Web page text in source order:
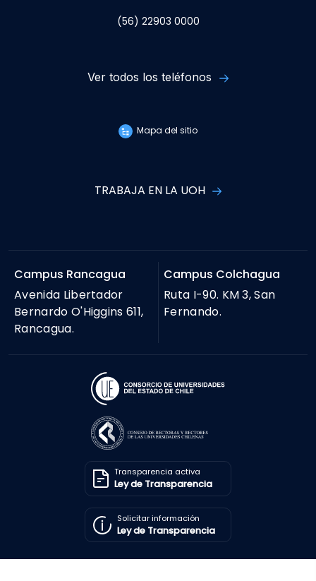
(56) 22903 0000
Ver todos los teléfonos
Mapa del sitio
TRABAJA EN LA UOH
Campus Rancagua
Avenida Libertador
Bernardo O'Higgins 611,
Rancagua.
Campus Colchagua
Ruta I-90. KM 3, San
Fernando.
Transparencia activa
Ley de Transparencia
Solicitar información
Ley de Transparencia